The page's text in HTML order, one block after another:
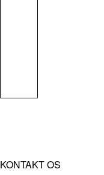
KONTAKT OS